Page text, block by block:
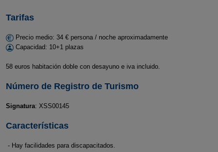
Tarifas
Precio medio: 34 € persona / noche aproximadamente
Capacidad: 10+1 plazas
58 euros habitación doble con desayuno e iva incluido.
Número de Registro de Turismo
Signatura: XSS00145
Características
- Hay facilidades para discapacitados.